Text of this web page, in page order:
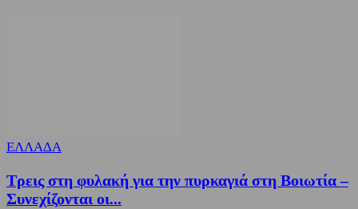
ΕΛΛΑΔΑ
Τρεις στη φυλακή για την πυρκαγιά στη Βοιωτία –
Συνεχίζονται οι...